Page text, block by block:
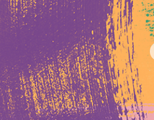
एआई प्रशिक्षण डेटा